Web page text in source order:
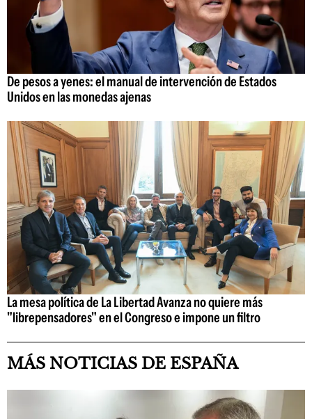
De pesos a yenes: el manual de intervención de Estados
Unidos en las monedas ajenas
La mesa política de La Libertad Avanza no quiere más
"librepensadores" en el Congreso e impone un filtro
MÁS NOTICIAS DE ESPAÑA